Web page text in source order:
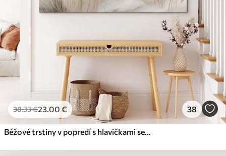
38.33€23.00 € 38
Béžové trstiny v popredí s hlavičkami semien, mäkké a jemné , rozmazané pozadie a svetlá obloha